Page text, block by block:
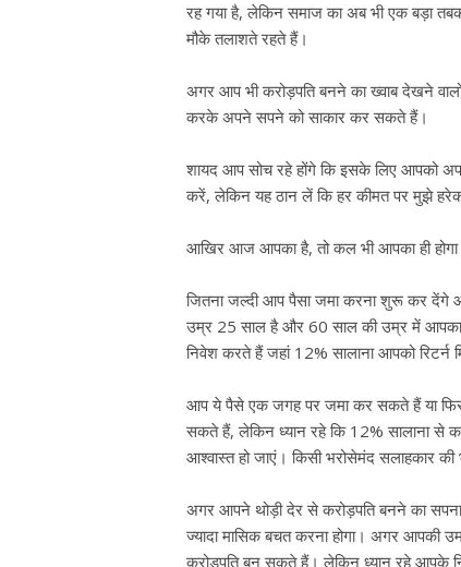
रह गया है, लेकिन समाज का अब भी एक बड़ा
मौके तलाशते रहते हैं।
अगर आप भी करोड़पति बनने का ख्वाब देखने
करके अपने सपने को साकार कर सकते हैं।
शायद आप सोच रहे होंगे कि इसके लिए आपको
करें, लेकिन यह ठान लें कि हर कीमत पर मुझे
आखिर आज आपका है, तो कल भी आपका ही
जितना जल्दी आप पैसा जमा करना शुरू कर देंगे
उम्र 25 साल है और 60 साल की उम्र में आपका
निवेश करते हैं जहां 12% सालाना आपको रिटर्न
आप ये पैसे एक जगह पर जमा कर सकते हैं या
सकते हैं, लेकिन ध्यान रहे कि 12% सालाना से
आश्वास्त हो जाएं। किसी भरोसेमंद सलाहकार
अगर आपने थोड़ी देर से करोड़पति बनने का
ज्यादा मासिक बचत करना होगा। अगर
करोड़पति बन सकते हैं। लेकिन ध्यान रहे आपके